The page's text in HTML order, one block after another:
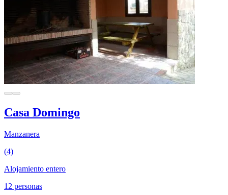
Casa Domingo
Manzanera
(4)
Alojamiento entero
12 personas